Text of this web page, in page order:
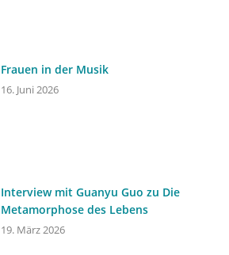
Frauen in der Musik
16. Juni 2026
Interview mit Guanyu Guo zu Die
Metamorphose des Lebens
19. März 2026